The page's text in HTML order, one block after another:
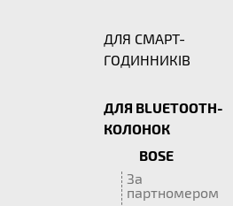
ДЛЯ СМАРТ-
ГОДИННИКІВ
ДЛЯ BLUETOOTH-
КОЛОНОК
BOSE
За
партномером